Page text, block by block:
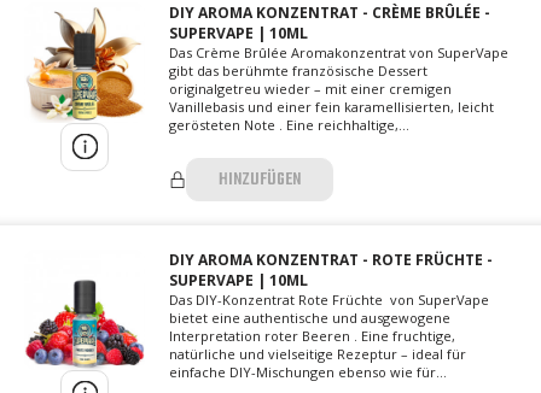
DIY AROMA KONZENTRAT - CRÈME BRÛLÉE -
SUPERVAPE | 10ML
Das Crème Brûlée Aromakonzentrat von SuperVape
gibt das berühmte französische Dessert
originalgetreu wieder – mit einer cremigen
Vanillebasis und einer fein karamellisierten, leicht
gerösteten Note . Eine reichhaltige,...
HINZUFÜGEN
DIY AROMA KONZENTRAT - ROTE FRÜCHTE -
SUPERVAPE | 10ML
Das DIY-Konzentrat Rote Früchte von SuperVape
bietet eine authentische und ausgewogene
Interpretation roter Beeren . Eine fruchtige,
natürliche und vielseitige Rezeptur – ideal für
einfache DIY-Mischungen ebenso wie für...